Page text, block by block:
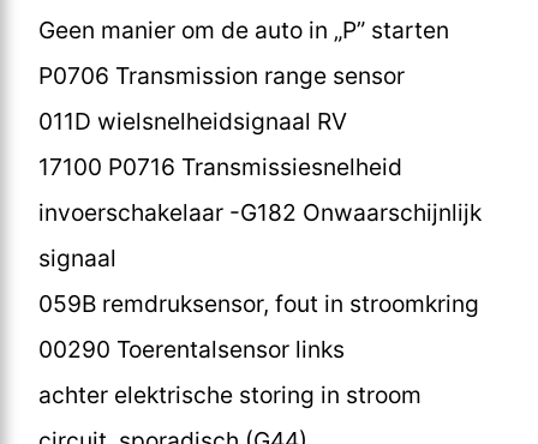
Geen manier om de auto in „P” starten
P0706 Transmission range sensor
011D wielsnelheidsignaal RV
17100 P0716 Transmissiesnelheid
invoerschakelaar -G182 Onwaarschijnlijk
signaal
059B remdruksensor, fout in stroomkring
00290 Toerentalsensor links
achter elektrische storing in stroom